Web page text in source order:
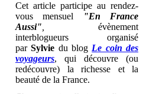
Cet article participe au rendez-
vous mensuel
"En France
Aussi"
évènement
interblogueurs organisé
parSylvie du blog Le coin des
voyageurs, qui découvre (ou
redécouvre) la richesse et la
beauté de la France.